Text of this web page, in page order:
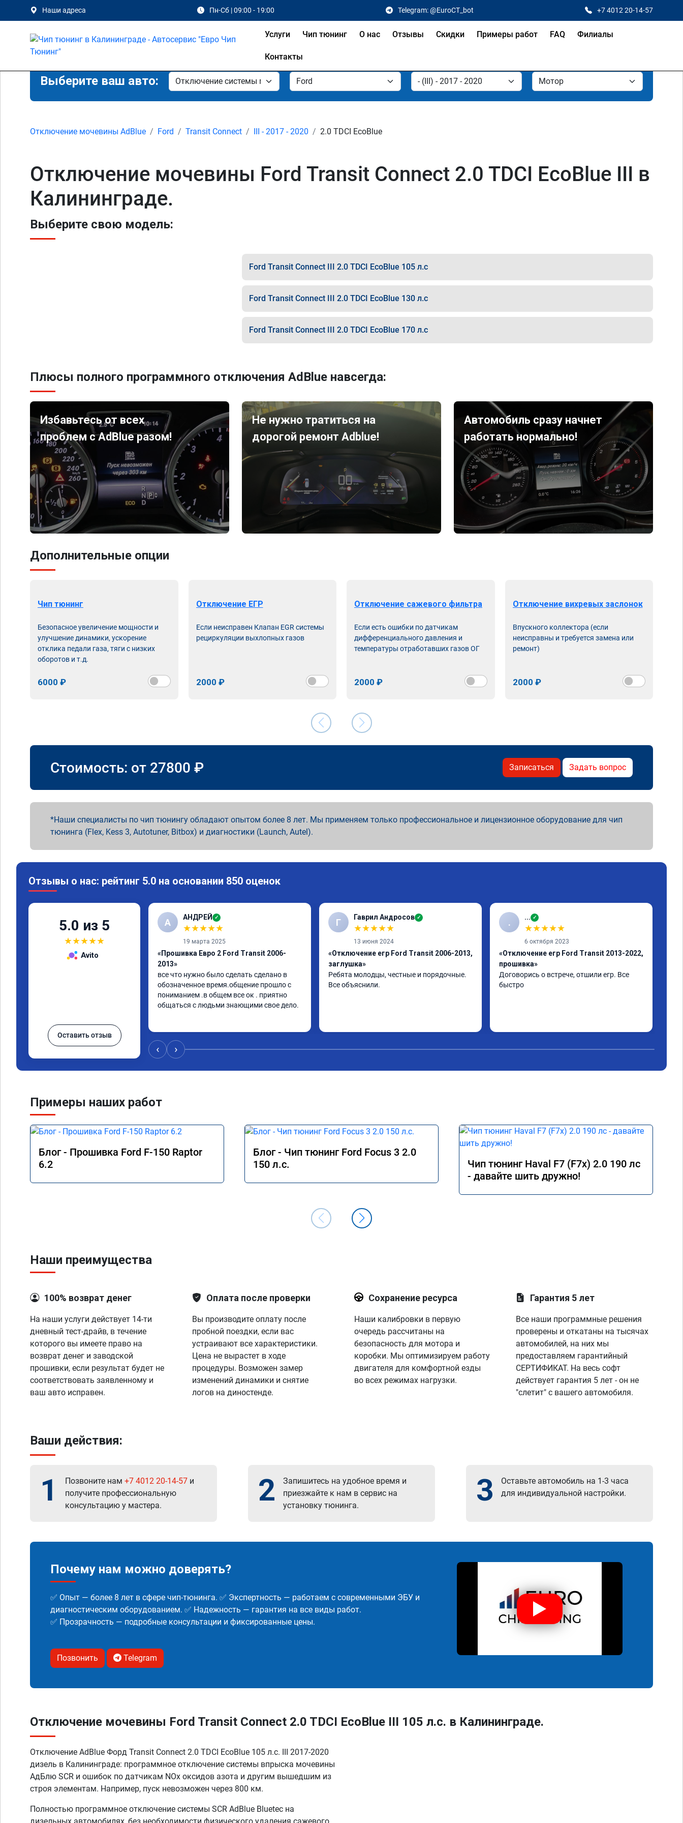
Наши адреса Пн-Сб | 09:00 - 19:00 Telegram: @EuroCT_bot +7 4012 20-14-57
Услуги Чип тюнинг О нас Отзывы Скидки Примеры работ FAQ Филиалы
Контакты
Выберите ваш авто:
Отключение мочевины AdBlue Ford Transit Connect III - 2017 - 2020 2.0 TDCI EcoBlue
Отключение мочевины Ford Transit Connect 2.0 TDCI EcoBlue III в
Калининграде.
Выберите свою модель:
Ford Transit Connect III 2.0 TDCI EcoBlue 105 л.с
Ford Transit Connect III 2.0 TDCI EcoBlue 130 л.с
Ford Transit Connect III 2.0 TDCI EcoBlue 170 л.с
Плюсы полного программного отключения AdBlue навсегда:
Избавьтесь от всех
проблем с AdBlue разом!
Не нужно тратиться на
дорогой ремонт Adblue!
Автомобиль сразу начнет
работать нормально!
Дополнительные опции
Чип тюнинг
Безопасное увеличение мощности и
улучшение динамики, ускорение
отклика педали газа, тяги с низких
оборотов и т.д.
6000 ₽
Отключение ЕГР
Если неисправен Клапан EGR системы
рециркуляции выхлопных газов
2000 ₽
Отключение сажевого фильтра
Если есть ошибки по датчикам
дифференциального давления и
температуры отработавших газов ОГ
2000 ₽
Отключение вихревых заслонок
Впускного коллектора (если
неисправны и требуется замена или
ремонт)
2000 ₽
Стоимость: от 27800 ₽ Записаться Задать вопрос
Наши специалисты по чип тюнингу обладают опытом более 8 лет. Мы применяем только профессиональное и лицензионное оборудование для чип
тюнинга (Flex, Kess 3, Autotuner, Bitbox) и диагностики (Launch, Autel).
Отзывы о нас: рейтинг 5.0 на основании 850 оценок
5.0 из 5
★★★★★
Avito
Оставить отзыв
А АНДРЕЙ ✓
★★★★★
19 марта 2025
«Прошивка Евро 2 Ford Transit 2006-
2013»
все что нужно было сделать сделано в
обозначенное время.общение прошло с
пониманием .в общем все ок . приятно
общаться с людьми знающими свое дело.
Г Гаврил Андросов ✓
★★★★★
13 июня 2024
«Отключение егр Ford Transit 2006-2013,
заглушка»
Ребята молодцы, честные и порядочные.
Все объяснили.
. ... ✓
★★★★★
6 октября 2023
«Отключение егр Ford Transit 2013-2022,
прошивка»
Договорись о встрече, отшили егр. Все
быстро
‹ ›
Примеры наших работ
Блог - Прошивка Ford F-150 Raptor
6.2
Блог - Чип тюнинг Ford Focus 3 2.0
150 л.с.
Чип тюнинг Haval F7 (F7x) 2.0 190 лс
- давайте шить дружно!
Наши преимущества
100% возврат денег
На наши услуги действует 14-ти
дневный тест-драйв, в течение
которого вы имеете право на
возврат денег и заводской
прошивки, если результат будет не
соответствовать заявленному и
ваш авто исправен.
Оплата после проверки
Вы производите оплату после
пробной поездки, если вас
устраивают все характеристики.
Цена не вырастет в ходе
процедуры. Возможен замер
изменений динамики и снятие
логов на диностенде.
Сохранение ресурса
Наши калибровки в первую
очередь рассчитаны на
безопасность для мотора и
коробки. Мы оптимизируем работу
двигателя для комфортной езды
во всех режимах нагрузки.
Гарантия 5 лет
Все наши программные решения
проверены и откатаны на тысячах
автомобилей, на них мы
предоставляем гарантийный
СЕРТИФИКАТ. На весь софт
действует гарантия 5 лет - он не
"слетит" с вашего автомобиля.
Ваши действия:
1 Позвоните нам +7 4012 20-14-57 и
получите профессиональную
консультацию у мастера.
2
Запишитесь на удобное время и
приезжайте к нам в сервис на
установку тюнинга.
3
Оставьте автомобиль на 1-3 часа
для индивидуальной настройки.
Почему нам можно доверять?
✅ Опыт — более 8 лет в сфере чип-тюнинга. ✅ Экспертность — работаем с современными ЭБУ и
диагностическим оборудованием. ✅ Надежность — гарантия на все виды работ.
✅ Прозрачность — подробные консультации и фиксированные цены.
Позвонить Telegram
Отключение мочевины Ford Transit Connect 2.0 TDCI EcoBlue III 105 л.с. в Калининграде.
Отключение AdBlue Форд Transit Connect 2.0 TDCI EcoBlue 105 л.с. III 2017-2020
дизель в Калининграде: программное отключение системы впрыска мочевины
АдБлю SCR и ошибок по датчикам NOx оксидов азота и другим вышедшим из
строя элементам. Например, пуск невозможен через 800 км.
Полностью программное отключение системы SCR AdBlue Bluetec на